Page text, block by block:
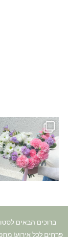
ברוכים הבאים
פרחים לכל אירוע!